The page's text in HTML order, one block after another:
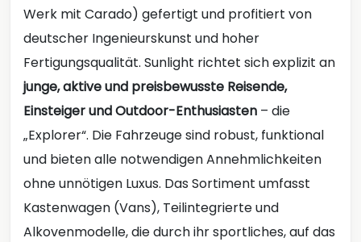
Werk mit Carado) gefertigt und profitiert von
deutscher Ingenieurskunst und hoher
Fertigungsqualität. Sunlight richtet sich explizit an
junge, aktive und preisbewusste Reisende,
Einsteiger und Outdoor-Enthusiasten – die
„Explorer“. Die Fahrzeuge sind robust, funktional
und bieten alle notwendigen Annehmlichkeiten
ohne unnötigen Luxus. Das Sortiment umfasst
Kastenwagen (Vans), Teilintegrierte und
Alkovenmodelle, die durch ihr sportliches, auf das